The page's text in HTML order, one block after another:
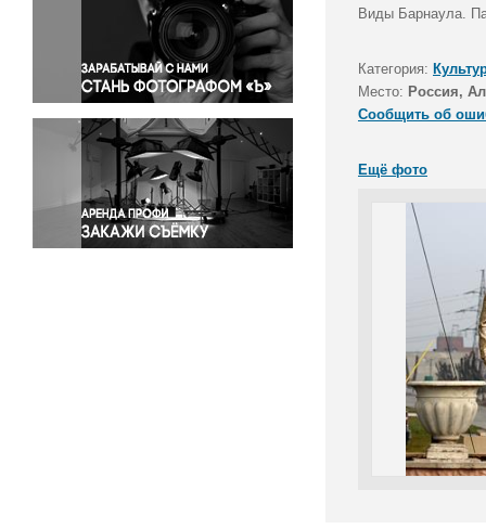
Политика
Правосудие
Происшествия и конфликты
Религия
Светская жизнь
Спорт
Экология
Экономика и бизнес
Виды Барнаула.
Категория:
Место: Россия,
Сообщить об
Ещё фото